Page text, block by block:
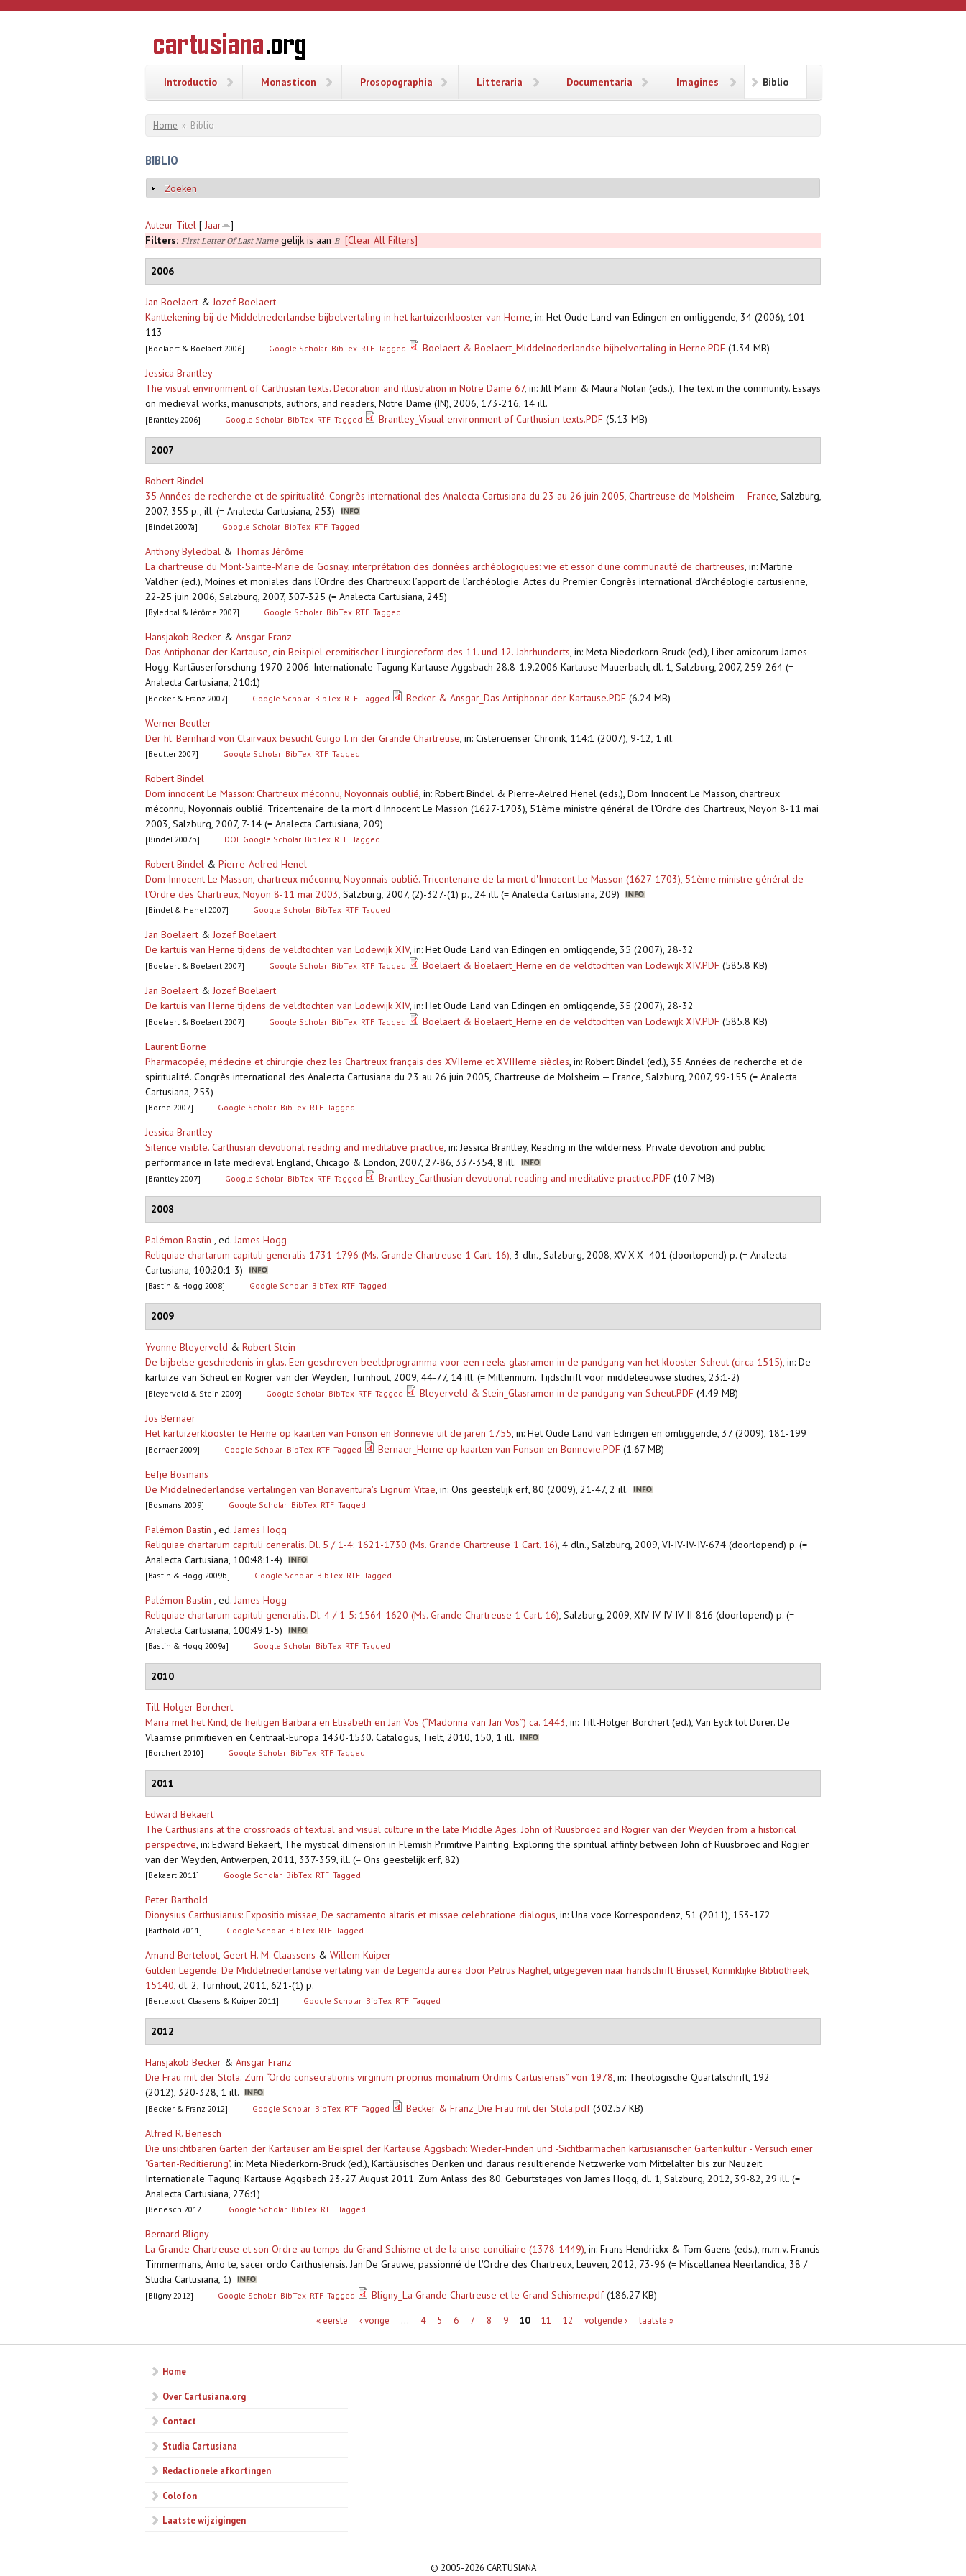
Overslaan en naar de inhoud gaan
CARTUSIANA
Geschiedenis
van de
Introductio Monasticon Prosopographia Litteraria Documentaria Imagines Biblio
U bent hier
Home » Biblio
BIBLIO
Weergeven
Zoeken
Auteur Titel [ Jaar
]
Filters: First Letter Of Last Namegelijk is aan B [Clear All Filters]
2006
Jan Boelaert & Jozef Boelaert
Kanttekening bij de Middelnederlandse bijbelvertaling in het kartuizerklooster van Herne, in: Het Oude Land van Edingen en omliggende, 34 (2006), 101-
113
[Boelaert & Boelaert 2006] Google Scholar BibTex RTF Tagged Boelaert & Boelaert_Middelnederlandse bijbelvertaling in Herne.PDF (1.34 MB)
Jessica Brantley
The visual environment of Carthusian texts. Decoration and illustration in Notre Dame 67, in: Jill Mann & Maura Nolan (eds.), The text in the community. Essays
on medieval works, manuscripts, authors, and readers, Notre Dame (IN), 2006, 173-216, 14 ill.
[Brantley 2006] Google Scholar BibTex RTF Tagged Brantley_Visual environment of Carthusian texts.PDF (5.13 MB)
2007
Robert Bindel
35 Années de recherche et de spiritualité. Congrès international des Analecta Cartusiana du 23 au 26 juin 2005, Chartreuse de Molsheim — France, Salzburg,
2007, 355 p., ill. (= Analecta Cartusiana, 253)
[Bindel 2007a] Google Scholar BibTex RTF Tagged
Anthony Byledbal & Thomas Jérôme
La chartreuse du Mont-Sainte-Marie de Gosnay, interprétation des données archéologiques: vie et essor d'une communauté de chartreuses, in: Martine
Valdher (ed.), Moines et moniales dans l’Ordre des Chartreux: l’apport de l’archéologie. Actes du Premier Congrès international d’Archéologie cartusienne,
22-25 juin 2006, Salzburg, 2007, 307-325 (= Analecta Cartusiana, 245)
[Byledbal & Jérôme 2007] Google Scholar BibTex RTF Tagged
Hansjakob Becker & Ansgar Franz
Das Antiphonar der Kartause, ein Beispiel eremitischer Liturgiereform des 11. und 12. Jahrhunderts, in: Meta Niederkorn-Bruck (ed.), Liber amicorum James
Hogg. Kartäuserforschung 1970-2006. Internationale Tagung Kartause Aggsbach 28.8-1.9.2006 Kartause Mauerbach, dl. 1, Salzburg, 2007, 259-264 (=
Analecta Cartusiana, 210:1)
[Becker & Franz 2007] Google Scholar BibTex RTF Tagged Becker & Ansgar_Das Antiphonar der Kartause.PDF (6.24 MB)
Werner Beutler
Der hl. Bernhard von Clairvaux besucht Guigo I. in der Grande Chartreuse, in: Cistercienser Chronik, 114:1 (2007), 9-12, 1 ill.
[Beutler 2007] Google Scholar BibTex RTF Tagged
Robert Bindel
Dom innocent Le Masson: Chartreux méconnu, Noyonnais oublié, in: Robert Bindel & Pierre-Aelred Henel (eds.), Dom Innocent Le Masson, chartreux
méconnu, Noyonnais oublié. Tricentenaire de la mort d'Innocent Le Masson (1627-1703), 51ème ministre général de l'Ordre des Chartreux, Noyon 8-11 mai
2003, Salzburg, 2007, 7-14 (= Analecta Cartusiana, 209)
[Bindel 2007b] DOI Google Scholar BibTex RTF Tagged
Robert Bindel & Pierre-Aelred Henel
Dom Innocent Le Masson, chartreux méconnu, Noyonnais oublié. Tricentenaire de la mort d'Innocent Le Masson (1627-1703), 51ème ministre général de
l'Ordre des Chartreux, Noyon 8-11 mai 2003, Salzburg, 2007, (2)-327-(1) p., 24 ill. (= Analecta Cartusiana, 209)
[Bindel & Henel 2007] Google Scholar BibTex RTF Tagged
Jan Boelaert & Jozef Boelaert
De kartuis van Herne tijdens de veldtochten van Lodewijk XIV, in: Het Oude Land van Edingen en omliggende, 35 (2007), 28-32
[Boelaert & Boelaert 2007] Google Scholar BibTex RTF Tagged Boelaert & Boelaert_Herne en de veldtochten van Lodewijk XIV.PDF (585.8 KB)
Jan Boelaert & Jozef Boelaert
De kartuis van Herne tijdens de veldtochten van Lodewijk XIV, in: Het Oude Land van Edingen en omliggende, 35 (2007), 28-32
[Boelaert & Boelaert 2007] Google Scholar BibTex RTF Tagged Boelaert & Boelaert_Herne en de veldtochten van Lodewijk XIV.PDF (585.8 KB)
Laurent Borne
Pharmacopée, médecine et chirurgie chez les Chartreux français des XVIIeme et XVIIIeme siècles, in: Robert Bindel (ed.), 35 Années de recherche et de
spiritualité. Congrès international des Analecta Cartusiana du 23 au 26 juin 2005, Chartreuse de Molsheim — France, Salzburg, 2007, 99-155 (= Analecta
Cartusiana, 253)
[Borne 2007] Google Scholar BibTex RTF Tagged
Jessica Brantley
Silence visible. Carthusian devotional reading and meditative practice, in: Jessica Brantley, Reading in the wilderness. Private devotion and public
performance in late medieval England, Chicago & London, 2007, 27-86, 337-354, 8 ill.
[Brantley 2007] Google Scholar BibTex RTF Tagged Brantley_Carthusian devotional reading and meditative practice.PDF (10.7 MB)
2008
Palémon Bastin , ed. James Hogg
Reliquiae chartarum capituli generalis 1731-1796 (Ms. Grande Chartreuse 1 Cart. 16), 3 dln., Salzburg, 2008, XV-X-X -401 (doorlopend) p. (= Analecta
Cartusiana, 100:20:1-3)
[Bastin & Hogg 2008] Google Scholar BibTex RTF Tagged
2009
Yvonne Bleyerveld & Robert Stein
De bijbelse geschiedenis in glas. Een geschreven beeldprogramma voor een reeks glasramen in de pandgang van het klooster Scheut (circa 1515), in: De
kartuize van Scheut en Rogier van der Weyden, Turnhout, 2009, 44-77, 14 ill. (= Millennium. Tijdschrift voor middeleeuwse studies, 23:1-2)
[Bleyerveld & Stein 2009] Google Scholar BibTex RTF Tagged Bleyerveld & Stein_Glasramen in de pandgang van Scheut.PDF (4.49 MB)
Jos Bernaer
Het kartuizerklooster te Herne op kaarten van Fonson en Bonnevie uit de jaren 1755, in: Het Oude Land van Edingen en omliggende, 37 (2009), 181-199
[Bernaer 2009] Google Scholar BibTex RTF Tagged Bernaer_Herne op kaarten van Fonson en Bonnevie.PDF (1.67 MB)
Eefje Bosmans
De Middelnederlandse vertalingen van Bonaventura's Lignum Vitae, in: Ons geestelijk erf, 80 (2009), 21-47, 2 ill.
[Bosmans 2009] Google Scholar BibTex RTF Tagged
Palémon Bastin , ed. James Hogg
Reliquiae chartarum capituli ceneralis. Dl. 5 / 1-4: 1621-1730 (Ms. Grande Chartreuse 1 Cart. 16), 4 dln., Salzburg, 2009, VI-IV-IV-IV-674 (doorlopend) p. (=
Analecta Cartusiana, 100:48:1-4)
[Bastin & Hogg 2009b] Google Scholar BibTex RTF Tagged
Palémon Bastin , ed. James Hogg
Reliquiae chartarum capituli generalis. Dl. 4 / 1-5: 1564-1620 (Ms. Grande Chartreuse 1 Cart. 16), Salzburg, 2009, XIV-IV-IV-IV-II-816 (doorlopend) p. (=
Analecta Cartusiana, 100:49:1-5)
[Bastin & Hogg 2009a] Google Scholar BibTex RTF Tagged
2010
Till-Holger Borchert
Maria met het Kind, de heiligen Barbara en Elisabeth en Jan Vos (“Madonna van Jan Vos”) ca. 1443, in: Till-Holger Borchert (ed.), Van Eyck tot Dürer. De
Vlaamse primitieven en Centraal-Europa 1430-1530. Catalogus, Tielt, 2010, 150, 1 ill.
[Borchert 2010] Google Scholar BibTex RTF Tagged
2011
Edward Bekaert
The Carthusians at the crossroads of textual and visual culture in the late Middle Ages. John of Ruusbroec and Rogier van der Weyden from a historical
perspective, in: Edward Bekaert, The mystical dimension in Flemish Primitive Painting. Exploring the spiritual affinty between John of Ruusbroec and Rogier
van der Weyden, Antwerpen, 2011, 337-359, ill. (= Ons geestelijk erf, 82)
[Bekaert 2011] Google Scholar BibTex RTF Tagged
Peter Barthold
Dionysius Carthusianus: Expositio missae, De sacramento altaris et missae celebratione dialogus, in: Una voce Korrespondenz, 51 (2011), 153‐172
[Barthold 2011] Google Scholar BibTex RTF Tagged
Amand Berteloot, Geert H. M. Claassens & Willem Kuiper
Gulden Legende. De Middelnederlandse vertaling van de Legenda aurea door Petrus Naghel, uitgegeven naar handschrift Brussel, Koninklijke Bibliotheek,
15140, dl. 2, Turnhout, 2011, 621-(1) p.
[Berteloot, Claasens & Kuiper 2011] Google Scholar BibTex RTF Tagged
2012
Hansjakob Becker & Ansgar Franz
Die Frau mit der Stola. Zum “Ordo consecrationis virginum proprius monialium Ordinis Cartusiensis” von 1978, in: Theologische Quartalschrift, 192
(2012), 320-328, 1 ill.
[Becker & Franz 2012] Google Scholar BibTex RTF Tagged Becker & Franz_Die Frau mit der Stola.pdf(302.57 KB)
Alfred R. Benesch
Die unsichtbaren Gärten der Kartäuser am Beispiel der Kartause Aggsbach: Wieder-Finden und -Sichtbarmachen kartusianischer Gartenkultur - Versuch einer
"Garten-Reditierung", in: Meta Niederkorn-Bruck (ed.), Kartäusisches Denken und daraus resultierende Netzwerke vom Mittelalter bis zur Neuzeit.
Internationale Tagung: Kartause Aggsbach 23.-27. August 2011. Zum Anlass des 80. Geburtstages von James Hogg, dl. 1, Salzburg, 2012, 39-82, 29 ill. (=
Analecta Cartusiana, 276:1)
[Benesch 2012] Google Scholar BibTex RTF Tagged
Bernard Bligny
La Grande Chartreuse et son Ordre au temps du Grand Schisme et de la crise conciliaire (1378-1449), in: Frans Hendrickx & Tom Gaens (eds.), m.m.v. Francis
Timmermans, Amo te, sacer ordo Carthusiensis. Jan De Grauwe, passionné de l'Ordre des Chartreux, Leuven, 2012, 73-96 (= Miscellanea Neerlandica, 38 /
Studia Cartusiana, 1)
[Bligny 2012] Google Scholar BibTex RTF Tagged Bligny_La Grande Chartreuse et le Grand Schisme.pdf(186.27 KB)
« eerste ‹ vorige … 4 5 6 7 8 9 10 11 12 volgende › laatste »
Home
Over Cartusiana.org
Contact
Studia Cartusiana
Redactionele afkortingen
Colofon
Laatste wijzigingen
© 2005-2026 CARTUSIANA